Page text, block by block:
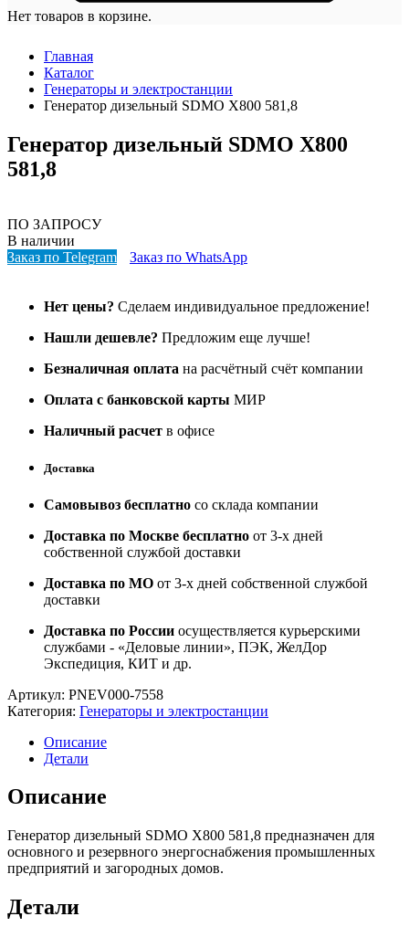
Нет товаров в корзине.
Главная
Каталог
Генераторы и электростанции
Генератор дизельный SDMO X800 581,8
Генератор дизельный SDMO X800
581,8
ПО ЗАПРОСУ
В наличии
Заказ по Telegram
Заказ по WhatsApp
Нет цены? Сделаем индивидуальное предложение!
Нашли дешевле? Предложим еще лучше!
Безналичная оплата на расчётный счёт компании
Оплата с банковской карты МИР
Наличный расчет в офисе
Доставка
Самовывоз бесплатно со склада компании
Доставка по Москве бесплатно от 3-х дней
собственной службой доставки
Доставка по МО от 3-х дней собственной службой
доставки
Доставка по России осуществляется курьерскими
службами - «Деловые линии», ПЭК, ЖелДор
Экспедиция, КИТ и др.
Артикул: PNEV000-7558
Категория: Генераторы и электростанции
Описание
Детали
Описание
Генератор дизельный SDMO X800 581,8 предназначен для
основного и резервного энергоснабжения промышленных
предприятий и загородных домов.
Детали